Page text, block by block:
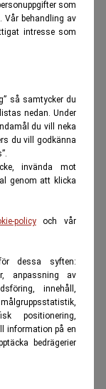
som
Vår behandling av
intresse som
så samtycker du
nedan. Under
du vill neka
du vill godkänna
invända mot
genom att klicka
policyoch vår
dessa syften:
anpassning av
innehåll,
positionering,
information på en
bedrägerier